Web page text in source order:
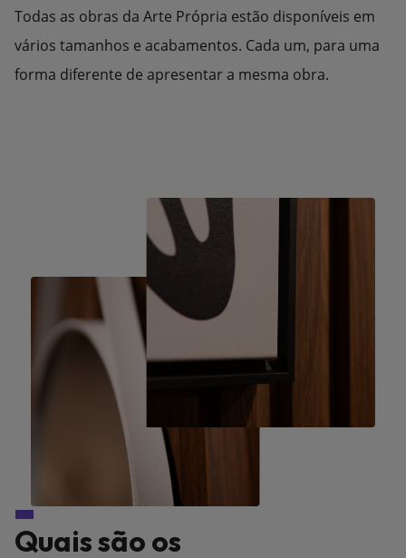
Todas as obras da Arte Própria estão disponíveis em
vários tamanhos e acabamentos. Cada um, para uma
forma diferente de apresentar a mesma obra.
Quais são os